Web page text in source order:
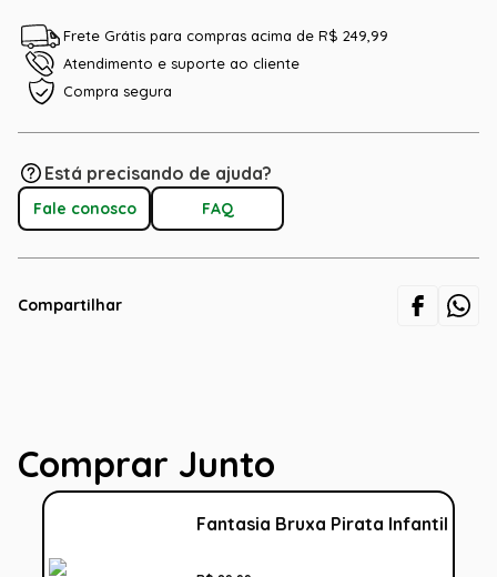
Frete Grátis para compras acima de R$ 249,99
Atendimento e suporte ao cliente
Compra segura
Está precisando de ajuda?
Fale conosco FAQ
Compartilhar
Comprar Junto
Fantasia Bruxa Pirata Infantil